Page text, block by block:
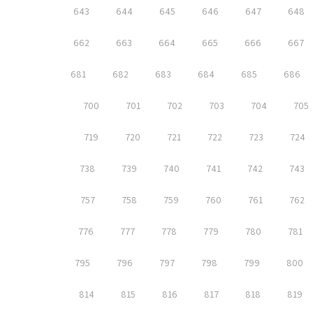
643 644 645 646 647 648
662 663 664 665 666 667
681 682 683 684 685 686
700 701 702 703 704 705
719 720 721 722 723 724
738 739 740 741 742 743
757 758 759 760 761 762
776 777 778 779 780 781
795 796 797 798 799 800
814 815 816 817 818 819